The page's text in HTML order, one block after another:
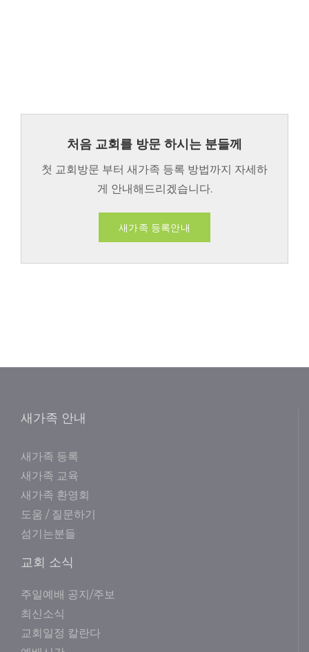
처음 교회를 방문 하시는 분들께
첫 교회방문 부터 새가족 등록 방법까지 자세하
게 안내해드리겠습니다.
새가족 등록안내
새가족 안내
새가족 등록
새가족 교육
새가족 환영회
도움 / 질문하기
섬기는분들
교회 소식
주일예배 공지/주보
최신소식
교회일정 칼란다